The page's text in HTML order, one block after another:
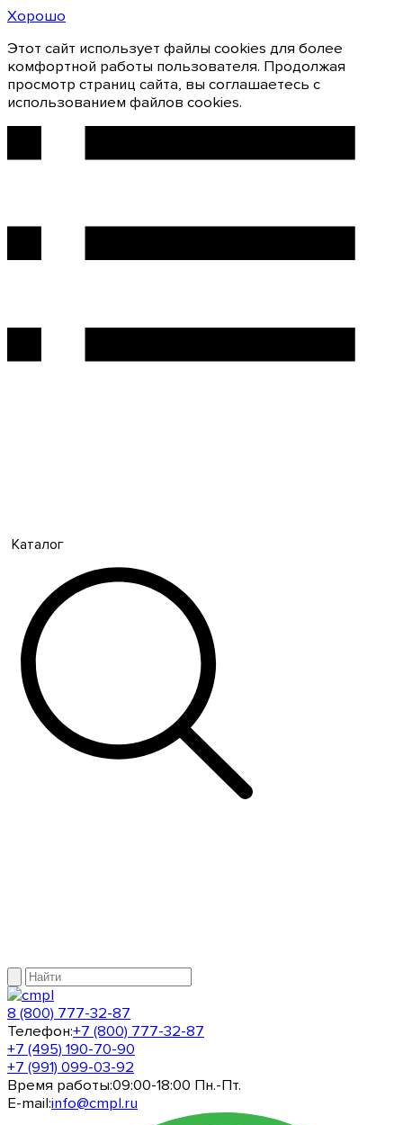
Хорошо
Этот сайт использует файлы cookies для более
комфортной работы пользователя. Продолжая
просмотр страниц сайта, вы соглашаетесь с
использованием файлов cookies.
Каталог
8 (800) 777-32-87
Телефон:+7 (800) 777-32-87
+7 (495) 190-70-90
+7 (991) 099-03-92
Время работы:09:00-18:00 Пн.-Пт.
E-mail:info@cmpl.ru